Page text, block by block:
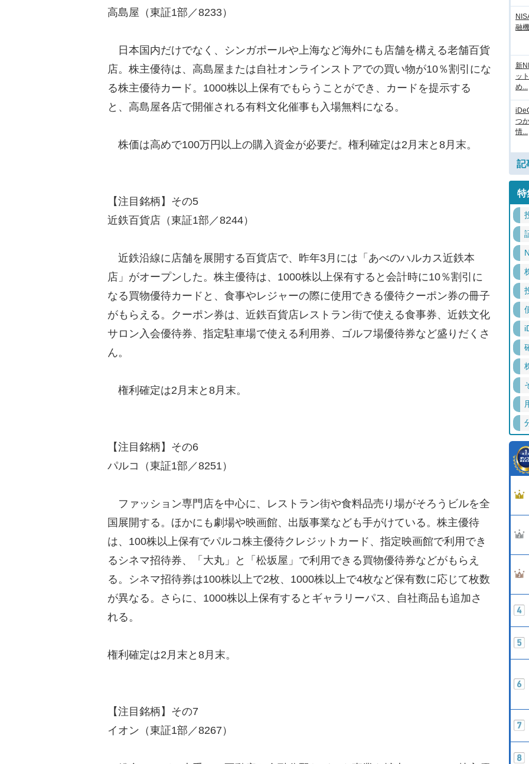
高島屋（東証1部／8233）
日本国内だけでなく、シンガポールや上海など海外にも店舗を構える老舗百貨
店。株主優待は、高島屋または自社オンラインストアでの買い物が10％割引にな
る株主優待カード。1000株以上保有でもらうことができ、カードを提示する
と、高島屋各店で開催される有料文化催事も入場無料になる。
株価は高めで100万円以上の購入資金が必要だ。権利確定は2月末と8月末。
【注目銘柄】その5
近鉄百貨店（東証1部／8244）
近鉄沿線に店舗を展開する百貨店で、昨年3月には「あべのハルカス近鉄本
店」がオープンした。株主優待は、1000株以上保有すると会計時に10％割引に
なる買物優待カードと、食事やレジャーの際に使用できる優待クーポン券の冊子
がもらえる。クーポン券は、近鉄百貨店レストラン街で使える食事券、近鉄文化
サロン入会優待券、指定駐車場で使える利用券、ゴルフ場優待券など盛りだくさ
ん。
権利確定は2月末と8月末。
【注目銘柄】その6
パルコ（東証1部／8251）
ファッション専門店を中心に、レストラン街や食料品売り場がそろうビルを全
国展開する。ほかにも劇場や映画館、出版事業なども手がけている。株主優待
は、100株以上保有でパルコ株主優待クレジットカード、指定映画館で利用でき
るシネマ招待券、「大丸」と「松坂屋」で利用できる買物優待券などがもらえ
る。シネマ招待券は100株以上で2枚、1000株以上で4枚など保有数に応じて枚数
が異なる。さらに、1000株以上保有するとギャラリーパス、自社商品も追加さ
れる。
権利確定は2月末と8月末。
【注目銘柄】その7
イオン（東証1部／8267）
融
新
ッ
め...
つ
情...
記
特